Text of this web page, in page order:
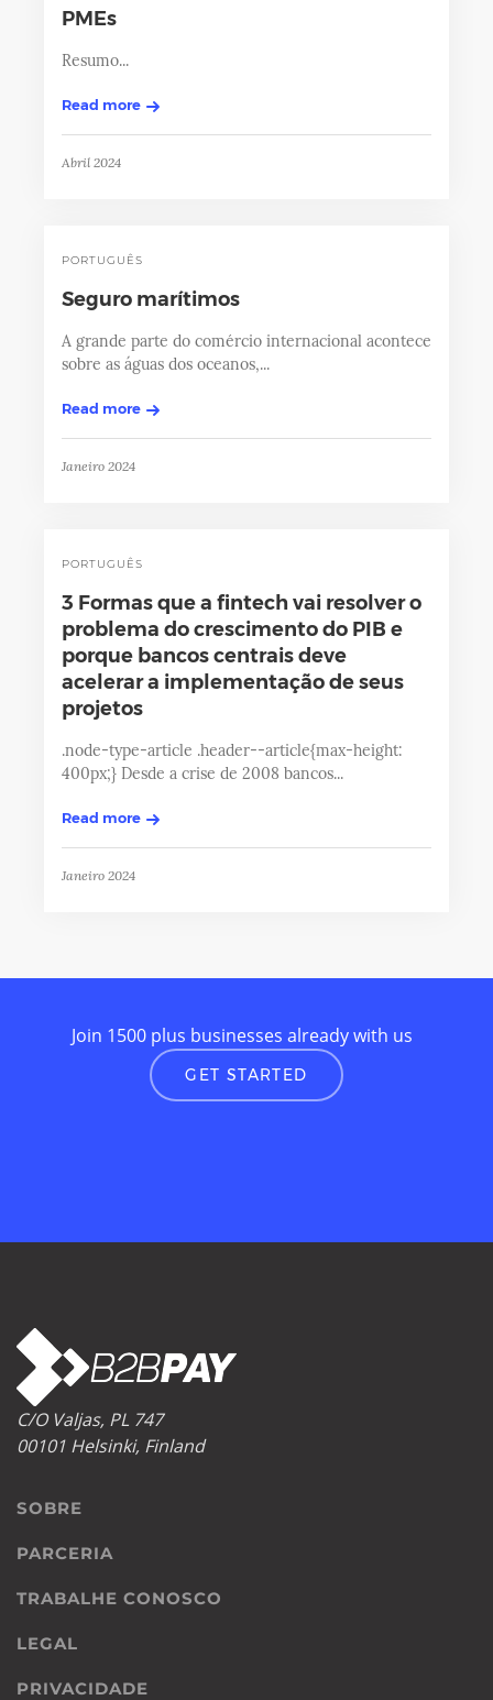
PMEs
Resumo...
Read more
Abril 2024
PORTUGUÊS
Seguro marítimos
A grande parte do comércio internacional acontece
sobre as águas dos oceanos,...
Read more
Janeiro 2024
PORTUGUÊS
3 Formas que a fintech vai resolver o
problema do crescimento do PIB e
porque bancos centrais deve
acelerar a implementação de seus
projetos
.node-type-article .header--article{max-height:
400px;} Desde a crise de 2008 bancos...
Read more
Janeiro 2024
Join 1500 plus businesses already with us
GET STARTED
C/O Valjas, PL 747
00101 Helsinki, Finland
SOBRE
PARCERIA
TRABALHE CONOSCO
LEGAL
PRIVACIDADE